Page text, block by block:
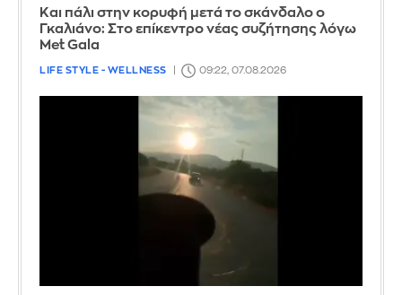
Και πάλι στην κορυφή μετά το σκάνδαλο ο
Γκαλιάνο: Στο επίκεντρο νέας συζήτησης λόγω
Met Gala
LIFE STYLE - WELLNESS 09:22, 07.08.2026